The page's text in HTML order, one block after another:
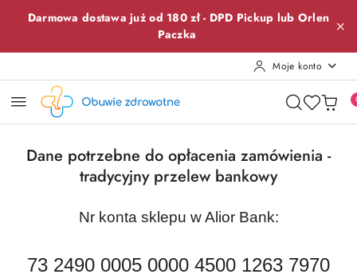
Przejdź do treści głównej
Przejdź do wyszukiwarki
Przejdź do moje konto
Przejdź do menu głównego
Przejdź do stopki
Darmowa dostawa już od 180 zł - DPD Pickup lub Orlen
Paczka
Moje konto
Dane potrzebne do opłacenia zamówienia -
tradycyjny przelew bankowy
Nr konta sklepu w Alior Bank:
73 2490 0005 0000 4500 1263 7970